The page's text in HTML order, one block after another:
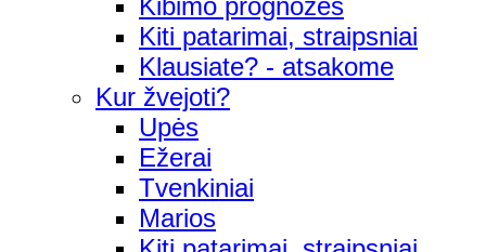
Kiti patarimai, straipsniai
Klausiate? - atsakome
Kur žvejoti?
Upės
Ežerai
Tvenkiniai
Marios